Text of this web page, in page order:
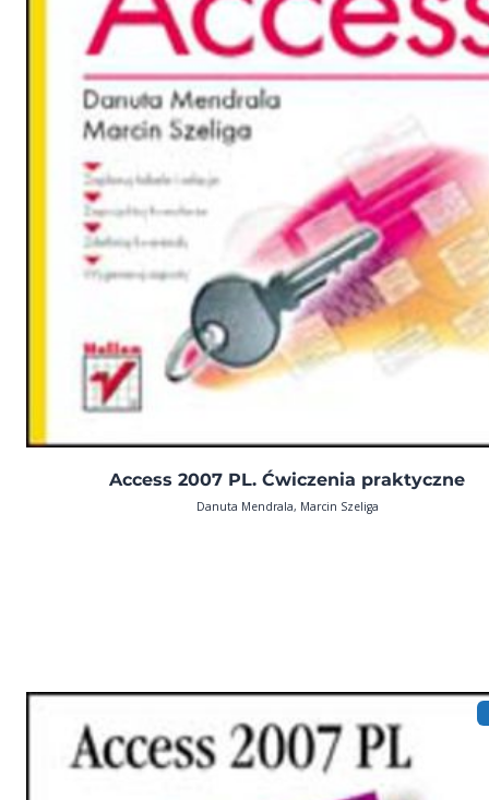
Access 2007 PL. Ćwiczenia praktyczne
Danuta Mendrala, Marcin Szeliga